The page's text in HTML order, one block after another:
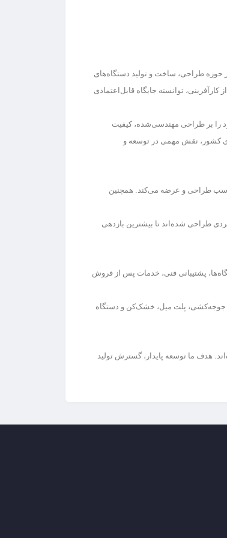
حوزه طراحی، ساخت و تولید دستگاه‌های
کارآفرینی، توانسته جایگاه قابل‌اعتمادی
بر طراحی مهندسی‌شده، کیفیت
کشور، نقش مهمی در توسعه و
طراحی و عرضه می‌کند. همچنین
طراحی شده‌اند تا بیشترین بازدهی
پشتیبانی فنی، خدمات پس از فروش
جوجه‌کشی، پلت میل، خشک‌کن و دستگاه
هدف ما توسعه پایدار، گسترش تولید